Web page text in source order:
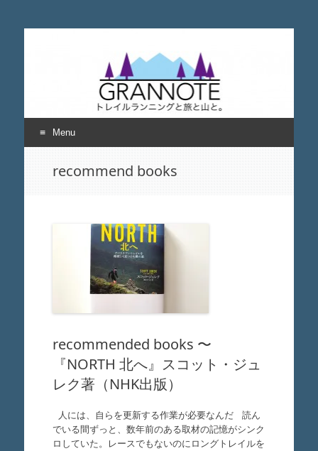
grannote グランノー
トレイルランニングと旅と山について考える
Menu
recommend books
recommended books 〜
『NORTH 北へ』スコット・ジュ
レク著（NHK出版）
人には、自らを更新する作業が必要なんだ 読ん
でいる間ずっと、数年前のある取材の記憶がシンク
ロしていた。レースでもないのにロングトレイルを